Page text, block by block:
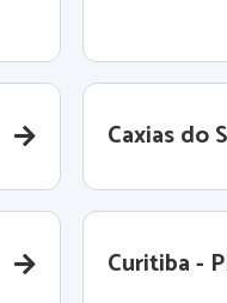
Caxias do
Curitiba -